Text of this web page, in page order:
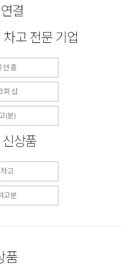
결
고 전문 기업
션 홈
퍼 샵
(분)
상품
고
고분
품